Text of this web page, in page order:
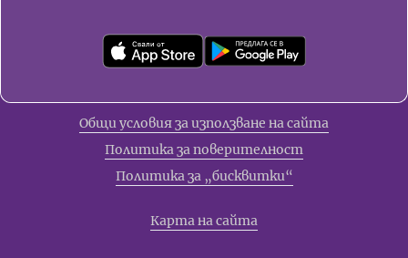
Общи условия за използване на сайта
Политика за поверителност
Политика за „бисквитки“
Карта на сайта